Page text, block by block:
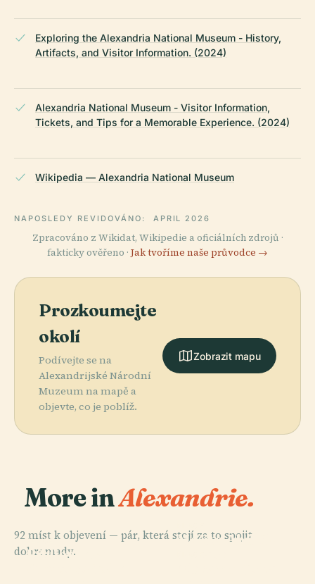
Exploring the Alexandria National Museum - History,
Artifacts, and Visitor Information. (2024)
Alexandria National Museum - Visitor Information,
Tickets, and Tips for a Memorable Experience. (2024)
Wikipedia — Alexandria National Museum
NAPOSLEDY REVIDOVÁNO: APRIL 2026
Zpracováno z Wikidat, Wikipedie a oficiálních zdrojů ·
fakticky ověřeno · Jak tvoříme naše průvodce →
Prozkoumejte
okolí
Podívejte se na
Alexandrijské Národní
Muzeum na mapě a
objevte, co je poblíž.
Zobrazit mapu
More inAlexandrie.
92 míst k objevení — pár, která stojí za to spojit
dohromady.
PLACE
Bibliotheca
Mešita Abú El-
PLACE